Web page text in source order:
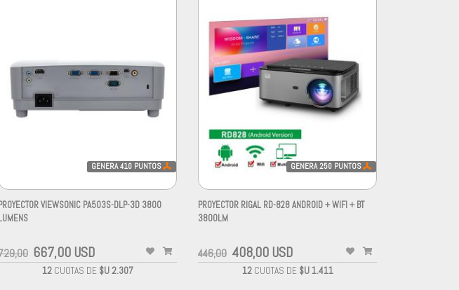
GENERA410 PUNTOS
VIEWSONIC PA503S-DLP-3D 3800
667,00 USD
12CUOTAS DE $U 2.307
GENERA250 PUNTOS
PROYECTOR RIGAL RD-828 ANDROID + WIFI + BT
3800LM
446,00 408,00 USD
12CUOTAS DE $U 1.411